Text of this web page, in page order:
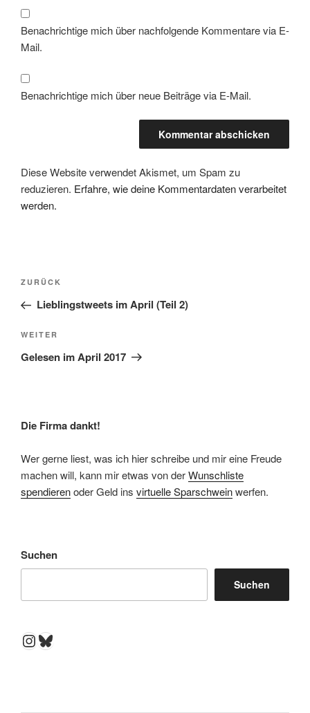
Benachrichtige mich über nachfolgende Kommentare via E-
Mail.
Benachrichtige mich über neue Beiträge via E-Mail.
Diese Website verwendet Akismet, um Spam zu
reduzieren. Erfahre, wie deine Kommentardaten verarbeitet
werden.
Beitragsnavigation
Vorheriger
Beitrag
ZURÜCK
Lieblingstweets im April (Teil 2)
Nächster
Beitrag
WEITER
Gelesen im April 2017
Die Firma dankt!
Wer gerne liest, was ich hier schreibe und mir eine Freude
machen will, kann mir etwas von derWunschliste
spendierenoder Geld ins virtuelle Sparschweinwerfen.
Suchen
Suchen
Instagram
Bluesky